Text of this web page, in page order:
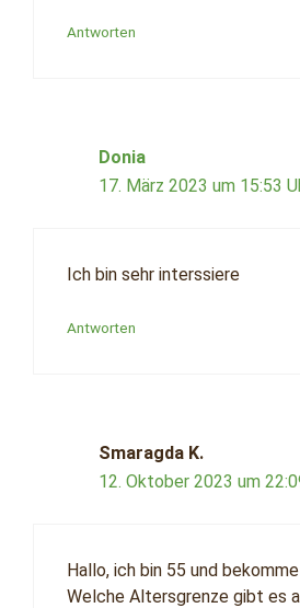
Antworten
Donia
17. März 2023 um 15:53
Ich bin sehr interssiere
Antworten
Smaragda K.
12. Oktober 2023 um
Hallo, ich bin 55 und
Welche Altersgrenze gibt es